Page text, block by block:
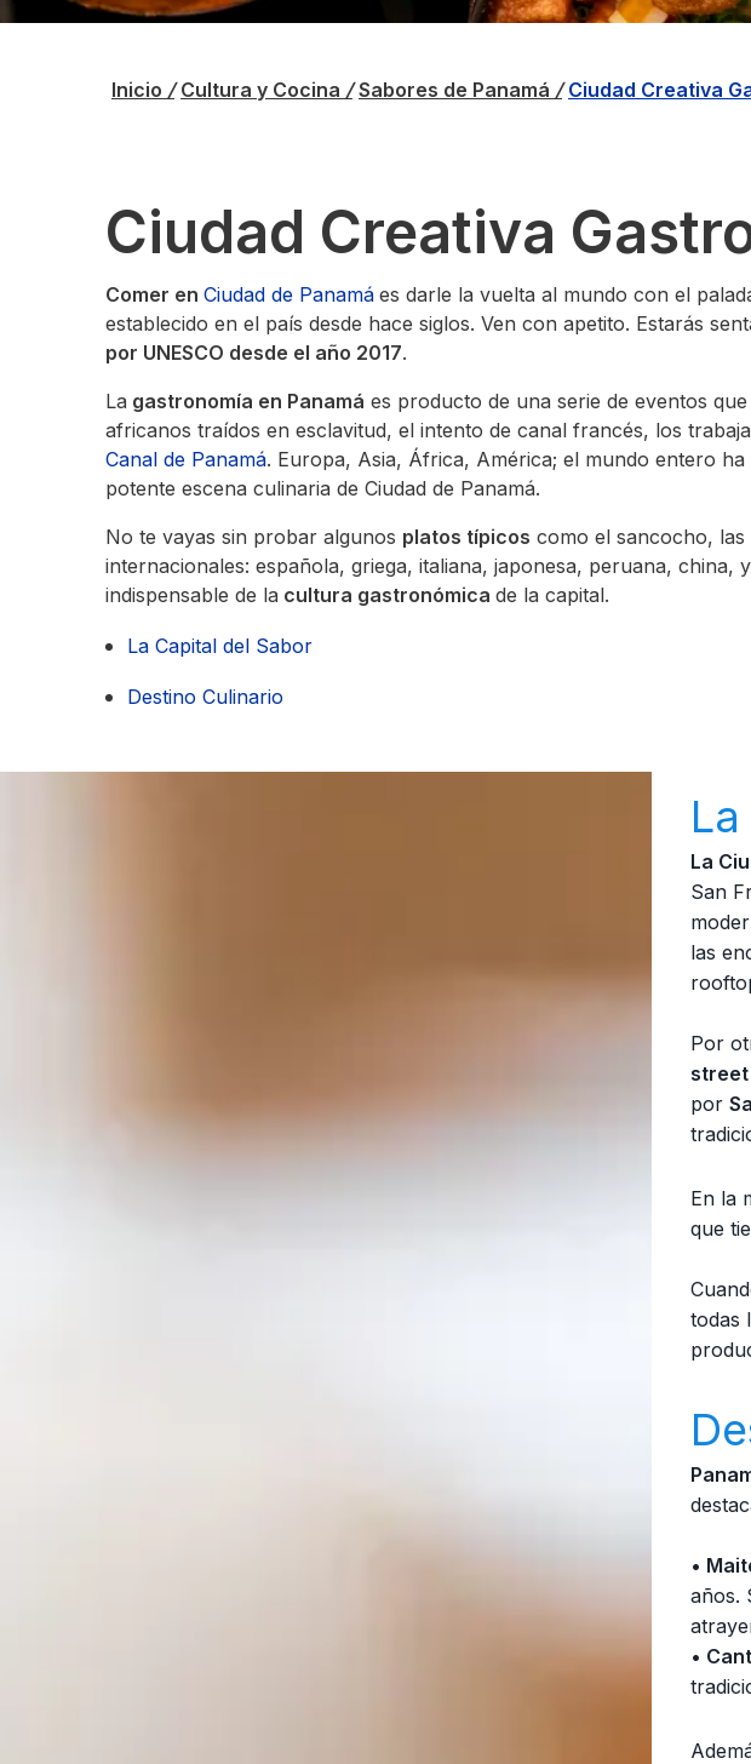
Inicio / Cultura y Cocina / Sabores de Panamá / Ciudad Creativa
Ciudad Creativa
Comer en Ciudad de Panamá es darle la vuelta al mundo con el
establecido en el país desde hace siglos. Ven con apetito. Estarás
por UNESCO desde el año 2017.
La gastronomía en Panamá es producto de una serie de eventos
africanos traídos en esclavitud, el intento de canal francés, los
Canal de Panamá. Europa, Asia, África, América; el mundo entero
potente escena culinaria de Ciudad de Panamá.
No te vayas sin probar algunos platos típicos como el sancocho,
internacionales: española, griega, italiana, japonesa, peruana, china,
indispensable de la cultura gastronómica de la capital.
La Capital del Sabor
Destino Culinario
La
San
las
Por
por
En la
que
todas
•
años.
•